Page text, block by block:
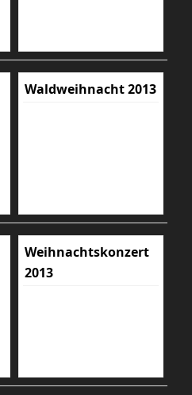
Waldweihnacht 2013
Weihnachtskonzert
2013